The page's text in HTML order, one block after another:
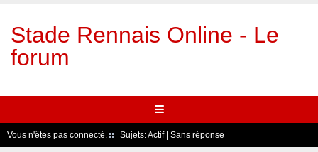
Stade Rennais Online - Le
forum
Vous n'êtes pas connecté. Sujets:Actif| Sans réponse